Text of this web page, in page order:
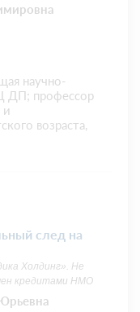
научно-
ДП; профессор
возраста,
след на
Холдинг». Не
кредитами НМО